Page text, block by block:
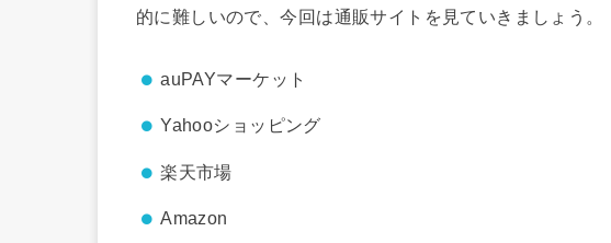
的に難しいので、今回は通販サイトを見ていきましょう。
auPAYマーケット
Yahooショッピング
楽天市場
Amazon